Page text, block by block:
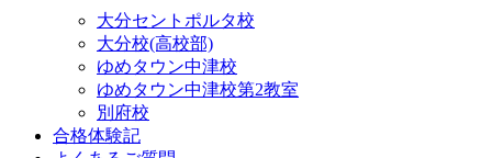
大分セントポルタ校
大分校(高校部)
ゆめタウン中津校
ゆめタウン中津校第2教室
別府校
合格体験記